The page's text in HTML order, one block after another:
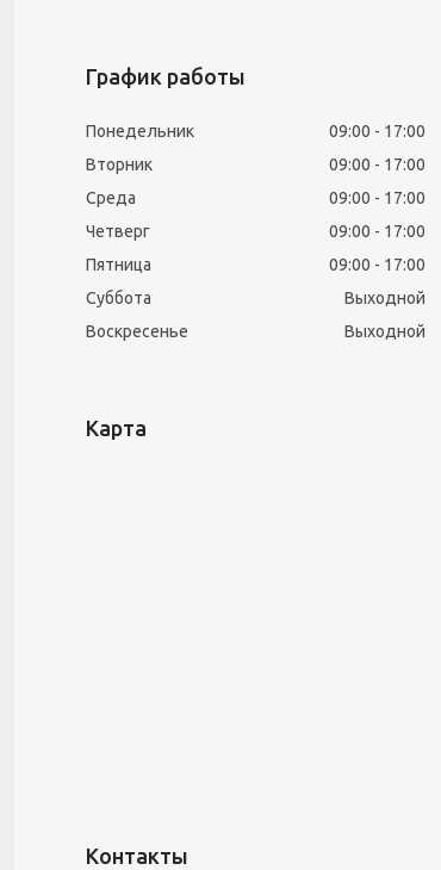
График работы
Понедельник 09:00
17:00
Вторник
09:00
17:00
Среда
09:00
17:00
Четверг
09:00
17:00
Пятница
09:00
17:00
Суббота
Выходной
Воскресенье
Выходной
Карта